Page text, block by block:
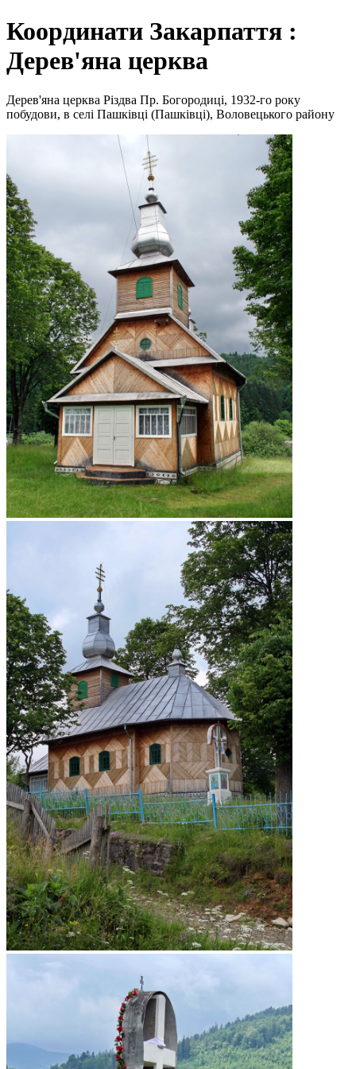
Координати Закарпаття :
Дерев'яна церква
Дерев'яна церква Різдва Пр. Богородиці, 1932-го року
побудови, в селі Пашківці (Пашківці), Воловецького району